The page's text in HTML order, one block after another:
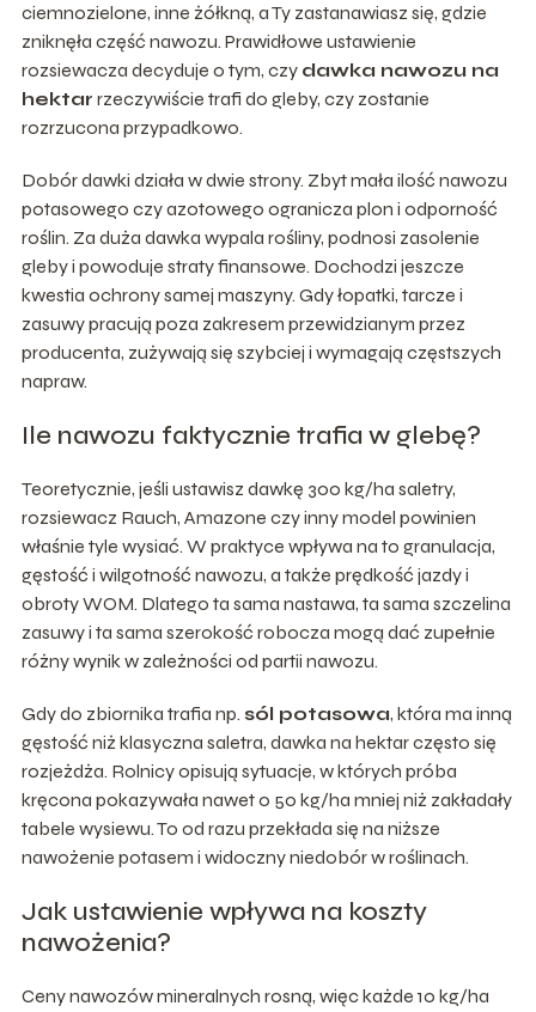
ciemnozielone, inne żółkną, a Ty zastanawiasz się, gdzie
zniknęła część nawozu. Prawidłowe ustawienie
rozsiewacza decyduje o tym, czy dawka nawozu na
hektar rzeczywiście trafi do gleby, czy zostanie
rozrzucona przypadkowo.
Dobór dawki działa w dwie strony. Zbyt mała ilość nawozu
potasowego czy azotowego ogranicza plon i odporność
roślin. Za duża dawka wypala rośliny, podnosi zasolenie
gleby i powoduje straty finansowe. Dochodzi jeszcze
kwestia ochrony samej maszyny. Gdy łopatki, tarcze i
zasuwy pracują poza zakresem przewidzianym przez
producenta, zużywają się szybciej i wymagają częstszych
napraw.
Ile nawozu faktycznie trafia w glebę?
Teoretycznie, jeśli ustawisz dawkę 300 kg/ha saletry,
rozsiewacz Rauch, Amazone czy inny model powinien
właśnie tyle wysiać. W praktyce wpływa na to granulacja,
gęstość i wilgotność nawozu, a także prędkość jazdy i
obroty WOM. Dlatego ta sama nastawa, ta sama szczelina
zasuwy i ta sama szerokość robocza mogą dać zupełnie
różny wynik w zależności od partii nawozu.
Gdy do zbiornika trafia np. sól potasowa, która ma inną
gęstość niż klasyczna saletra, dawka na hektar często się
rozjeżdża. Rolnicy opisują sytuacje, w których próba
kręcona pokazywała nawet o 50 kg/ha mniej niż zakładały
tabele wysiewu. To od razu przekłada się na niższe
nawożenie potasem i widoczny niedobór w roślinach.
Jak ustawienie wpływa na koszty
nawożenia?
Ceny nawozów mineralnych rosną, więc każde 10 kg/ha